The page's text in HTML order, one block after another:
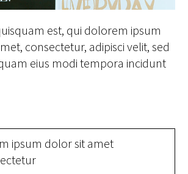
est, qui dolorem ipsum
consectetur, adipisci velit, sed
eius modi tempora incidunt
ipsum dolor sit amet